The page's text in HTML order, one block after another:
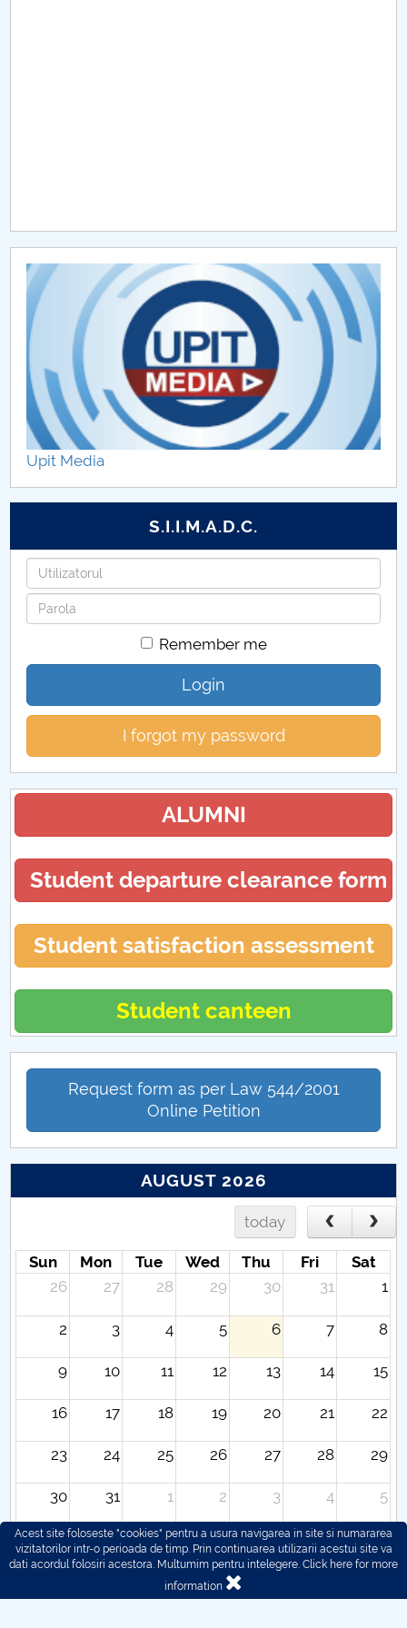
CAR2026
MENIU CANTINA
Propuneri casări mijloace fixe
Propuneri casări obiecte de inventar
Propuneri casări publicații
Upit Media
S.I.I.M.A.D.C.
Username
Password
Remember me
Login
I forgot my password
ALUMNI
Student departure clearance form
Student satisfaction assessment
Student canteen
Request form as per Law 544/2001
Online Petition
AUGUST 2026
today
Sun Mon Tue Wed Thu Fri
Sat
26
27 28 29 30 31 1
2 3 4 5 6 7 8
9 10 11 12 13 14 15
16 17 18 19 20 21 22
23 24 25 26 27 28 29
30 31 1 2 3 4 5
Acest site foloseste "cookies" pentru a usura navigarea in site si numararea
vizitatorilor intr-o perioada de timp. Prin continuarea utilizarii acestui site va
dati acordul folosiri acestora. Multumim pentru intelegere. Click here for more
information